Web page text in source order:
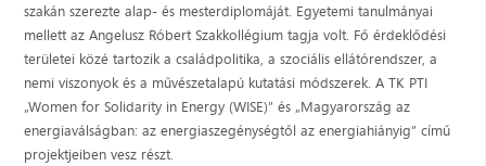
szakán szerezte alap- és mesterdiplomáját. Egyetemi tanulmányai
mellett az Angelusz Róbert Szakkollégium tagja volt. Fő érdeklődési
területei közé tartozik a családpolitika, a szociális ellátórendszer, a
nemi viszonyok és a művészetalapú kutatási módszerek. A TK PTI
„Women for Solidarity in Energy (WISE)” és „Magyarország az
energiaválságban: az energiaszegénységtől az energiahiányig” című
projektjeiben vesz részt.